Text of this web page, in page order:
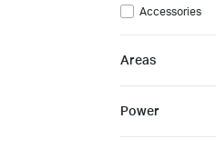
Accessories
Areas
Power